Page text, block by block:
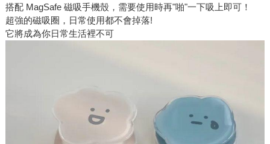
搭配 MagSafe 磁吸手機殼，需要使用時再"啪"一下吸上即可！
超強的磁吸圈，日常使用都不會掉落!
它將成為你日常生活裡不可